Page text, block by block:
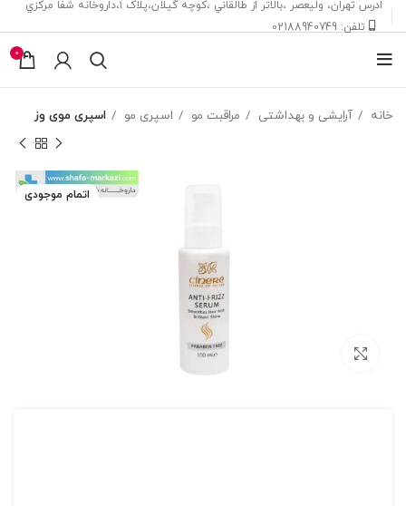
ادرس تهران، ‎وليعصر ،بالاتر از طالقاني ،كوچه گيلان،پلاک ۱،داروخانه شفا مركزي
تلفن: 02188940749
0
خانه آرایشی و بهداشتی مراقبت مو اسپری مو اسپری موی وز
اتمام موجودی